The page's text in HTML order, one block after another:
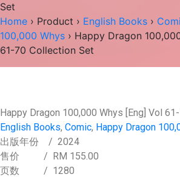
Set
Home › Product › English Books ›
100,000 Whys › Happy Dragon
61-70 Collection Set
Happy Dragon 100,000 Whys [Eng] Vol
English Books, Comic, Happy Dragon
出版年份 / 2024
售价 / RM 155.00
页数 / 1280